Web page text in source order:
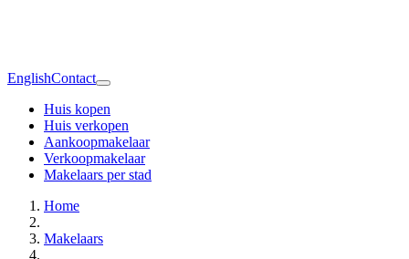
EnglishContact
Huis kopen
Huis verkopen
Aankoopmakelaar
Verkoopmakelaar
Makelaars per stad
Home
Makelaars